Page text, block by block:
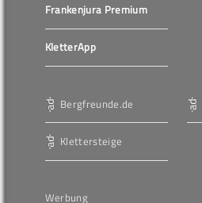
Frankenjura Premium
KletterApp
Bergfreunde.de
Klettersteige
Werbung